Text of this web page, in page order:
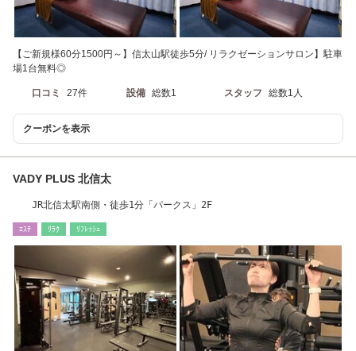
【ご新規様60分1500円～】信太山駅徒歩5分/ リラクゼーションサロン】駐車
場1台無料◎
口コミ 27件 設備 総数1 スタッフ 総数1人
クーポンを表示
VADY PLUS 北信太
JR北信太駅南側・徒歩1分「パークス」2F
ｴｽﾃ ﾘﾗｸ ﾘﾌﾚｯｼｭ